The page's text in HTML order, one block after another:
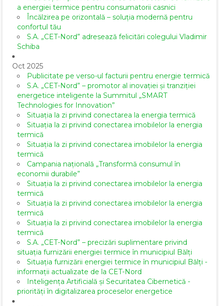
a energiei termice pentru consumatorii casnici
Încălzirea pe orizontală – soluția modernă pentru
confortul tău
S.A. „CET-Nord” adresează felicitări colegului Vladimir
Schiba
Oct 2025
Publicitate pe verso-ul facturii pentru energie termică
S.A. „CET-Nord” – promotor al inovației și tranziției
energetice inteligente la Summitul „SMART
Technologies for Innovation”
Situația la zi privind conectarea la energia termică
Situația la zi privind conectarea imobilelor la energia
termică
Situația la zi privind conectarea imobilelor la energia
termică
Campania națională „Transformă consumul în
economii durabile”
Situația la zi privind conectarea imobilelor la energia
termică
Situația la zi privind conectarea imobilelor la energia
termică
Situația la zi privind conectarea imobilelor la energia
termică
S.A. „CET-Nord” – precizări suplimentare privind
situația furnizării energiei termice în municipiul Bălți
Situația furnizării energiei termice în municipiul Bălți -
informații actualizate de la CET-Nord
Inteligența Artificială și Securitatea Cibernetică -
priorități în digitalizarea proceselor energetice